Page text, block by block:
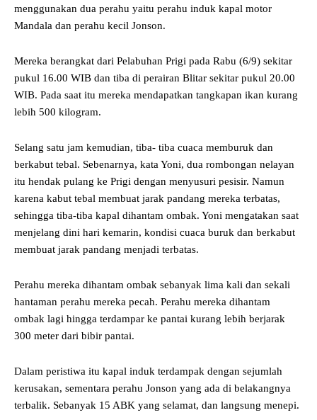
menggunakan dua perahu yaitu perahu induk kapal motor
Mandala dan perahu kecil Jonson.
Mereka berangkat dari Pelabuhan Prigi pada Rabu (6/9) sekitar
pukul 16.00 WIB dan tiba di perairan Blitar sekitar pukul 20.00
WIB. Pada saat itu mereka mendapatkan tangkapan ikan kurang
lebih 500 kilogram.
Selang satu jam kemudian, tiba- tiba cuaca memburuk dan
berkabut tebal. Sebenarnya, kata Yoni, dua rombongan nelayan
itu hendak pulang ke Prigi dengan menyusuri pesisir. Namun
karena kabut tebal membuat jarak pandang mereka terbatas,
sehingga tiba-tiba kapal dihantam ombak. Yoni mengatakan saat
menjelang dini hari kemarin, kondisi cuaca buruk dan berkabut
membuat jarak pandang menjadi terbatas.
Perahu mereka dihantam ombak sebanyak lima kali dan sekali
hantaman perahu mereka pecah. Perahu mereka dihantam
ombak lagi hingga terdampar ke pantai kurang lebih berjarak
300 meter dari bibir pantai.
Dalam peristiwa itu kapal induk terdampak dengan sejumlah
kerusakan, sementara perahu Jonson yang ada di belakangnya
terbalik. Sebanyak 15 ABK yang selamat, dan langsung menepi.